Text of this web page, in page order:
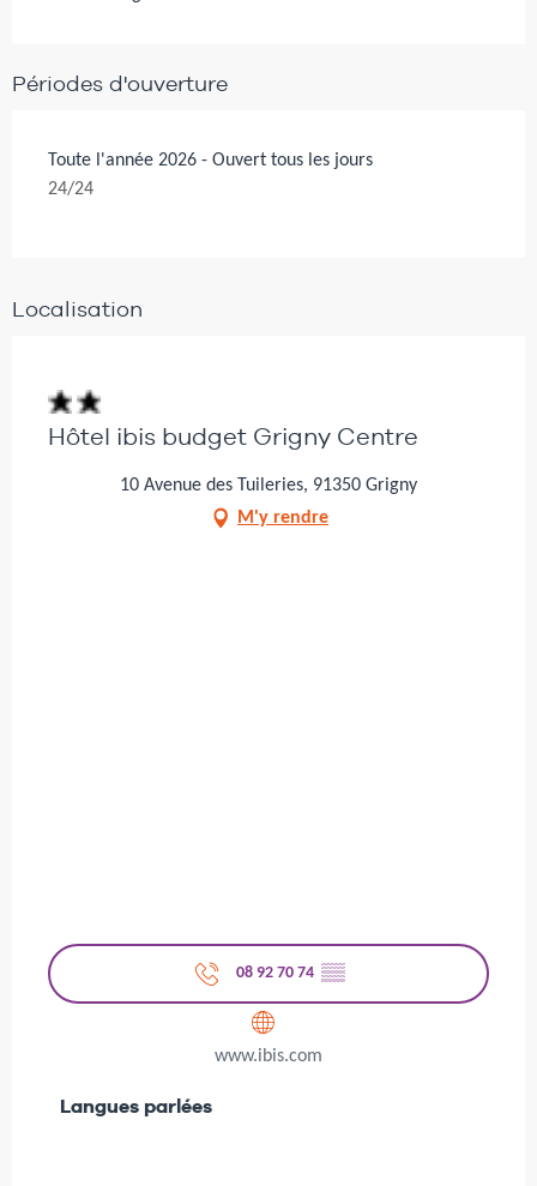
Périodes d'ouverture
Toute l'année 2026 - Ouvert tous les jours
24/24
Localisation
Hôtel ibis budget Grigny Centre
10 Avenue des Tuileries, 91350 Grigny
M'y rendre
08 92 70 74 ▒▒
www.ibis.com
Langues parlées
Langues parlées